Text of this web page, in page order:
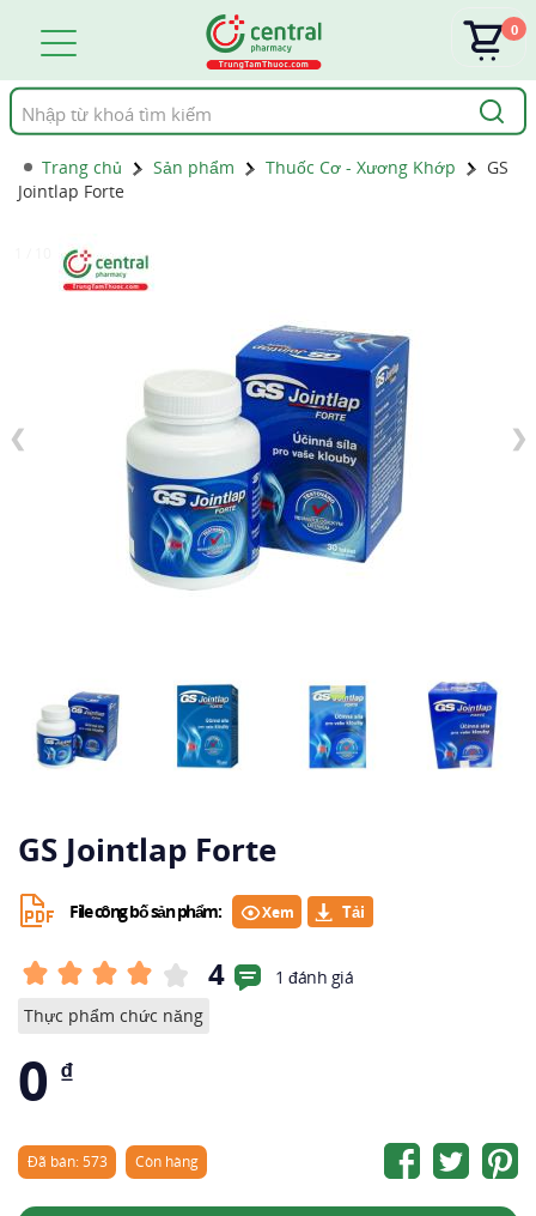
Tìm
kiếm
0
Trang chủ Sản phẩm Thuốc Cơ - Xương Khớp
GS
Jointlap Forte
❮ ❯
GS Jointlap Forte
File công bố sản phẩm: Xem
4
1 đánh giá
Thực phẩm chức năng
0 ₫
Đã bán: 573 Còn hàng